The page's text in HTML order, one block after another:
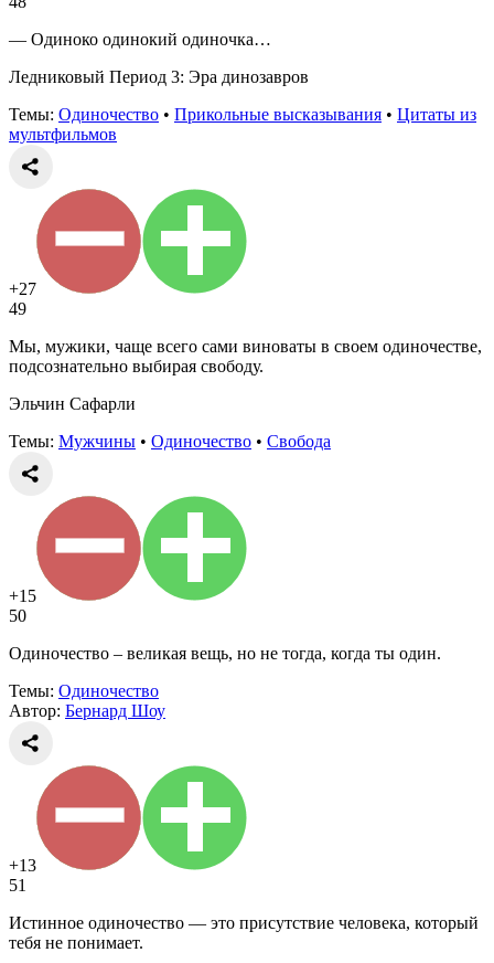
— Одиноко одинокий одиночка…
Ледниковый Период 3: Эра динозавров
Темы: Одиночество • Прикольные высказывания • Цитаты из
мультфильмов
+27
49
Мы, мужики, чаще всего сами виноваты в своем одиночестве,
подсознательно выбирая свободу.
Эльчин Сафарли
Темы: Мужчины • Одиночество • Свобода
+15
50
Одиночество – великая вещь, но не тогда, когда ты один.
Темы: Одиночество
Автор: Бернард Шоу
+13
51
Истинное одиночество — это присутствие человека, который
тебя не понимает.